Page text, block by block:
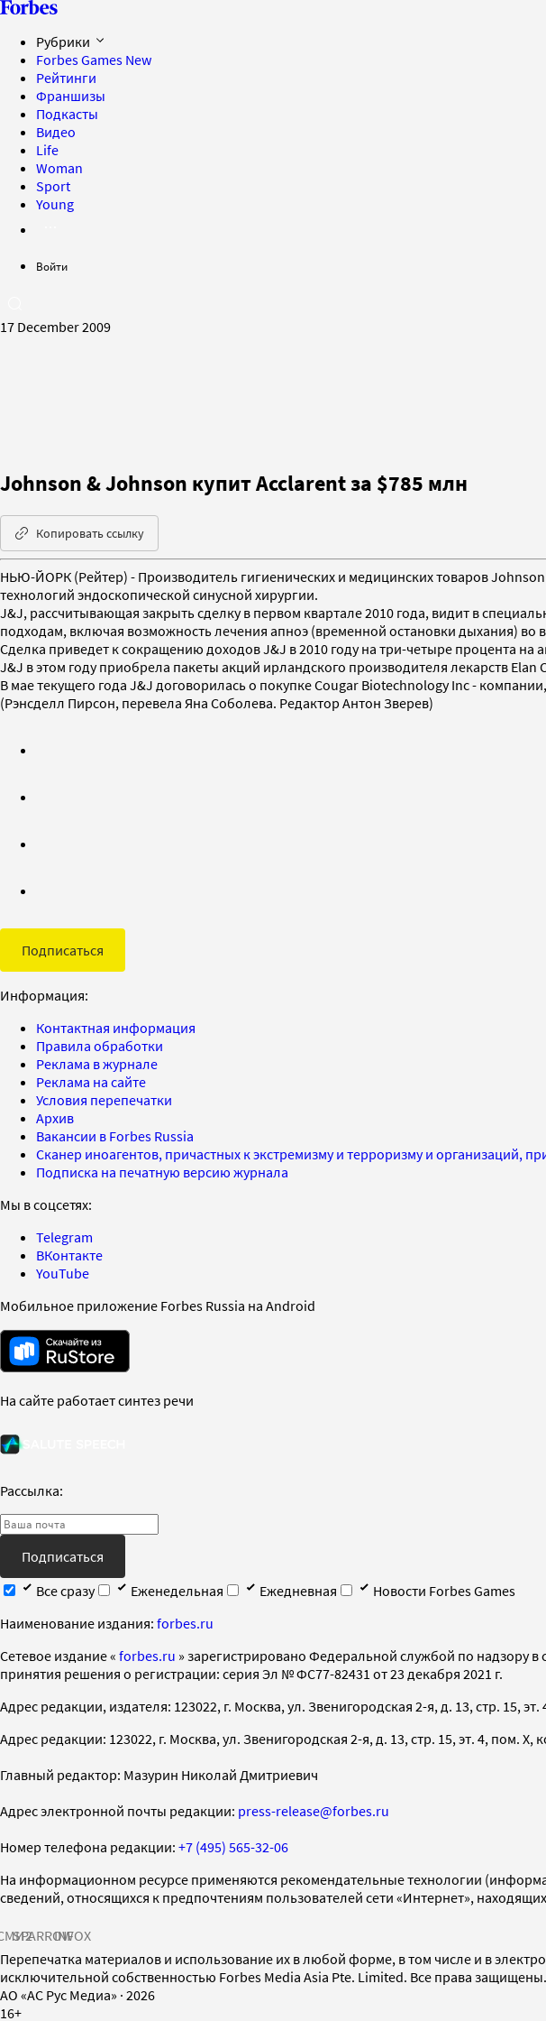
Рубрики
Forbes Games New
Рейтинги
Франшизы
Подкасты
Видео
Life
Woman
Sport
Young
Войти
17 December 2009
Johnson & Johnson купит Acclarent за $785 млн
Копировать ссылку
НЬЮ-ЙОРК (Рейтер) - Производитель гигиенических и медицинских товаров
технологий эндоскопической синусной хирургии.
J&J, рассчитывающая закрыть сделку в первом квартале 2010 года, видит в
подходам, включая возможность лечения апноэ (временной остановки дыхания) во
Сделка приведет к сокращению доходов J&J в 2010 году на три-четыре процента
J&J в этом году приобрела пакеты акций ирландского производителя лекарств
В мае текущего года J&J договорилась о покупке Cougar Biotechnology Inc -
(Рэнсделл Пирсон, перевела Яна Соболева. Редактор Антон Зверев)
Подписаться
Информация:
Контактная информация
Правила обработки
Реклама в журнале
Реклама на сайте
Условия перепечатки
Архив
Вакансии в Forbes Russia
Сканер иноагентов, причастных к экстремизму и терроризму и организаций,
Подписка на печатную версию журнала
Мы в соцсетях:
Telegram
ВКонтакте
YouTube
Мобильное приложение Forbes Russia на Android
На сайте работает синтез речи
Рассылка:
Подписаться
Все сразу
Еженедельная Ежедневная
Новости Forbes Games
Наименование издания: forbes.ru
Cетевое издание « forbes.ru » зарегистрировано Федеральной службой по надзору
принятия решения о регистрации: серия Эл № ФС77-82431 от 23 декабря 2021 г.
Адрес редакции, издателя: 123022, г. Москва, ул. Звенигородская 2-я, д. 13, стр. 15, эт.
Адрес редакции: 123022, г. Москва, ул. Звенигородская 2-я, д. 13, стр. 15, эт. 4, пом. X,
Главный редактор: Мазурин Николай Дмитриевич
Адрес электронной почты редакции: press-release@forbes.ru
Номер телефона редакции: +7 (495) 565-32-06
На информационном ресурсе применяются рекомендательные технологии
сведений, относящихся к предпочтениям пользователей сети «Интернет»,
SPARROWINFOX
Перепечатка материалов и использование их в любой форме, в том числе и в
исключительной собственностью Forbes Media Asia Pte. Limited. Все права защищены.
AO «АС Рус Медиа» · 2026
16+